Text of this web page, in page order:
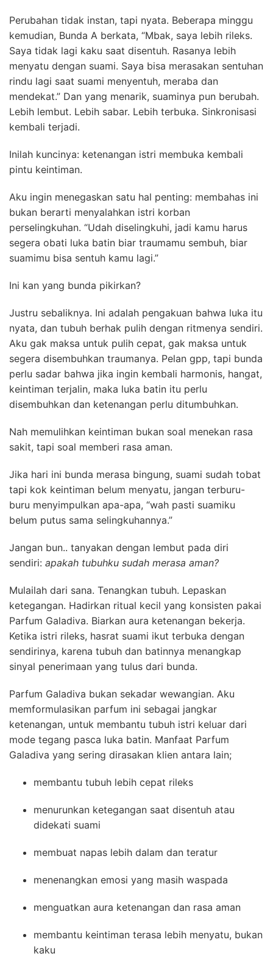
Perubahan tidak instan, tapi nyata. Beberapa minggu
kemudian, Bunda A berkata, “Mbak, saya lebih rileks.
Saya tidak lagi kaku saat disentuh. Rasanya lebih
menyatu dengan suami. Saya bisa merasakan sentuhan
rindu lagi saat suami menyentuh, meraba dan
mendekat.” Dan yang menarik, suaminya pun berubah.
Lebih lembut. Lebih sabar. Lebih terbuka. Sinkronisasi
kembali terjadi.
Inilah kuncinya: ketenangan istri membuka kembali
pintu keintiman.
Aku ingin menegaskan satu hal penting: membahas ini
bukan berarti menyalahkan istri korban
perselingkuhan. “Udah diselingkuhi, jadi kamu harus
segera obati luka batin biar traumamu sembuh, biar
suamimu bisa sentuh kamu lagi.”
Ini kan yang bunda pikirkan?
Justru sebaliknya. Ini adalah pengakuan bahwa luka itu
nyata, dan tubuh berhak pulih dengan ritmenya sendiri.
Aku gak maksa untuk pulih cepat, gak maksa untuk
segera disembuhkan traumanya. Pelan gpp, tapi bunda
perlu sadar bahwa jika ingin kembali harmonis, hangat,
keintiman terjalin, maka luka batin itu perlu
disembuhkan dan ketenangan perlu ditumbuhkan.
Nah memulihkan keintiman bukan soal menekan rasa
sakit, tapi soal memberi rasa aman.
Jika hari ini bunda merasa bingung, suami sudah tobat
tapi kok keintiman belum menyatu, jangan terburu-
buru menyimpulkan apa-apa, “wah pasti suamiku
belum putus sama selingkuhannya.”
Jangan bun.. tanyakan dengan lembut pada diri
sendiri: apakah tubuhku sudah merasa aman?
Mulailah dari sana. Tenangkan tubuh. Lepaskan
ketegangan. Hadirkan ritual kecil yang konsisten pakai
Parfum Galadiva. Biarkan aura ketenangan bekerja.
Ketika istri rileks, hasrat suami ikut terbuka dengan
sendirinya, karena tubuh dan batinnya menangkap
sinyal penerimaan yang tulus dari bunda.
Parfum Galadiva bukan sekadar wewangian. Aku
memformulasikan parfum ini sebagai jangkar
ketenangan, untuk membantu tubuh istri keluar dari
mode tegang pasca luka batin. Manfaat Parfum
Galadiva yang sering dirasakan klien antara lain;
membantu tubuh lebih cepat rileks
menurunkan ketegangan saat disentuh atau
didekati suami
membuat napas lebih dalam dan teratur
menenangkan emosi yang masih waspada
menguatkan aura ketenangan dan rasa aman
membantu keintiman terasa lebih menyatu, bukan
kaku